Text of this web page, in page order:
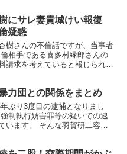
にサレ妻貴城けい報復
疑惑
樹さんの不倫話ですが、当事者
相手である喜多村緑郎さんの
請求を考えていると報じられて
力団との関係をまとめ
ぶり3度目の逮捕となりまし
制執行妨害罪等の疑いでの逮
います。 そんな羽賀研二容疑